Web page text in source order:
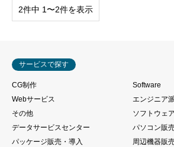
2件中 1〜2件を表示
サービスで探す
CG制作
Software
Webサービス
エンジニア
その他
ソフトウェア
データサービスセンター
パソコン販
パッケージ販売・導入
周辺機器販